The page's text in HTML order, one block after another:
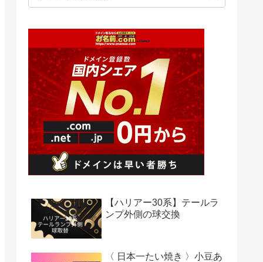
【ハリアー30系】テールラ
ンプ外側の球交換
〈 日本一たい焼き 〉小豆あ